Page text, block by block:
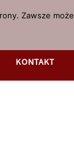
KONTAKT
Zawsze